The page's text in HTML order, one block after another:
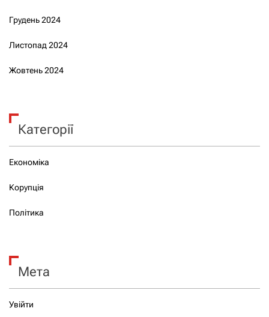
Грудень 2024
Листопад 2024
Жовтень 2024
Категорії
Економіка
Корупція
Політика
Мета
Увійти